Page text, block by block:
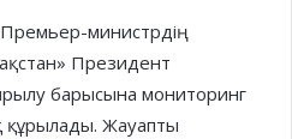
министрдің
Президент
барысына мониторинг
құрылады. Жауапты